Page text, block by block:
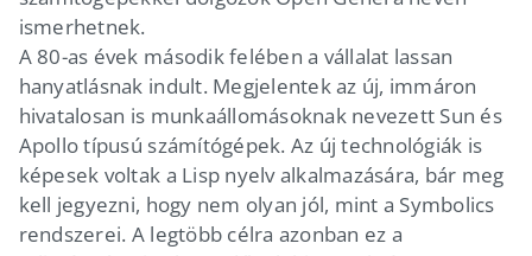
ismerhetnek.
A 80-as évek második felében a vállalat lassan
hanyatlásnak indult. Megjelentek az új, immáron
hivatalosan is munkaállomásoknak nevezett Sun és
Apollo típusú számítógépek. Az új technológiák is
képesek voltak a Lisp nyelv alkalmazására, bár meg
kell jegyezni, hogy nem olyan jól, mint a Symbolics
rendszerei. A legtöbb célra azonban ez a